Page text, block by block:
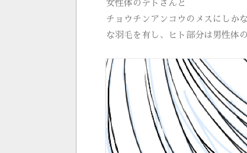
女性体のテトさんと
チョウチンアンコウのメスにしか
な羽毛を有し、ヒト部分は男性体